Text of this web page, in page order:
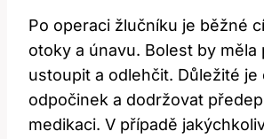
Po operaci žlučníku je běžné
otoky a únavu. Bolest by měla
ustoupit a odlehčit. Důležité je
odpočinek a dodržovat
medikaci. V případě